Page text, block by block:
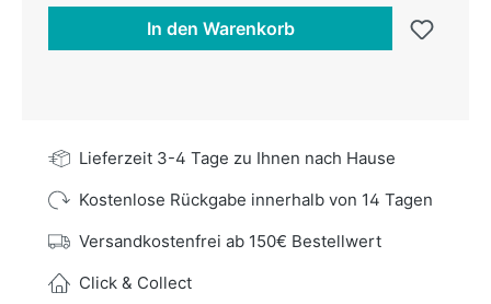
In den Warenkorb
Lieferzeit 3-4 Tage zu Ihnen nach Hause
Kostenlose Rückgabe innerhalb von 14 Tagen
Versandkostenfrei ab 150€ Bestellwert
Click & Collect